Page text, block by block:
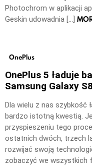
Photochrom w aplikacji
Geskin udowadnia […]
OnePlus
OnePlus 5 ładuje
Samsung Galaxy S8
Dla wielu z nas szybkość
bardzo istotną kwestią.
przyspieszeniu tego
ostatnich dwóch, trzech
rozwijać swoją
zobaczyć we wszystkich